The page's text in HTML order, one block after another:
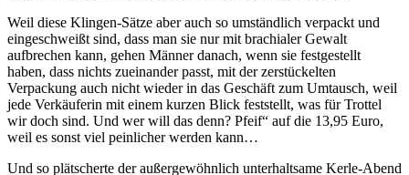
Weil diese Klingen-Sätze aber auch so umständlich verpackt und
eingeschweißt sind, dass man sie nur mit brachialer Gewalt
aufbrechen kann, gehen Männer danach, wenn sie festgestellt
haben, dass nichts zueinander passt, mit der zerstückelten
Verpackung auch nicht wieder in das Geschäft zum Umtausch, weil
jede Verkäuferin mit einem kurzen Blick feststellt, was für Trottel
wir doch sind. Und wer will das denn? Pfeif“ auf die 13,95 Euro,
weil es sonst viel peinlicher werden kann…
Und so plätscherte der außergewöhnlich unterhaltsame Kerle-Abend